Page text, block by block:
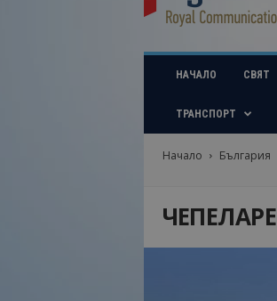
u
i
b
-
НАЧАЛО СВЯТ
ТРАНСПОРТ
Начало България
ЧЕПЕЛАРЕ